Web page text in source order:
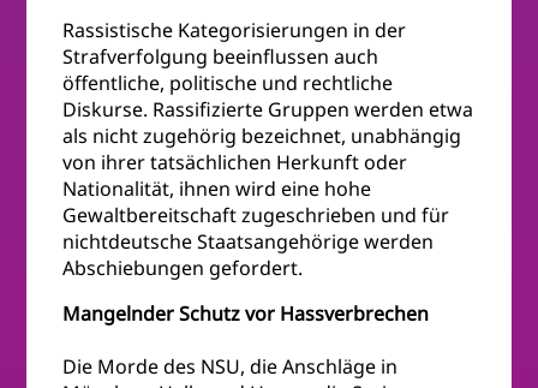
Rassistische Kategorisierungen in der
Strafverfolgung beeinflussen auch
öffentliche, politische und rechtliche
Diskurse. Rassifizierte Gruppen werden etwa
als nicht zugehörig bezeichnet, unabhängig
von ihrer tatsächlichen Herkunft oder
Nationalität, ihnen wird eine hohe
Gewaltbereitschaft zugeschrieben und für
nichtdeutsche Staatsangehörige werden
Abschiebungen gefordert.
Mangelnder Schutz vor Hassverbrechen
Die Morde des NSU, die Anschläge in